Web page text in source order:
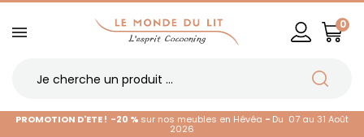
0
PROMOTION D'ETE ! -20 % sur nos meubles en Hévéa - Du 07 au 31 Août
2026